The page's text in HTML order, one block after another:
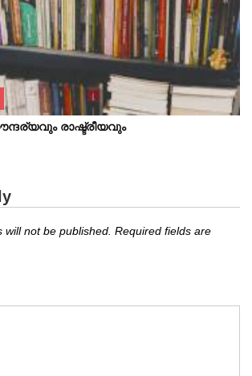
രാഷ്ട്രീയവും
will not be published. Required fields are